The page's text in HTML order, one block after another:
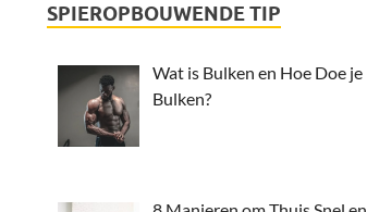
SPIEROPBOUWENDE TIP
Wat is Bulken en Hoe Doe je
Bulken?